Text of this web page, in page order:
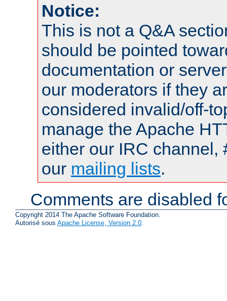
Notice:
This is not a Q&A
should be pointed
documentation or
our moderators if they
considered invalid/off-
manage the Apache
either our IRC channel,
our mailing lists.
Comments are disabled
Copyright 2014 The Apache Software Foundation.
Autorisé sous Apache License, Version 2.0.